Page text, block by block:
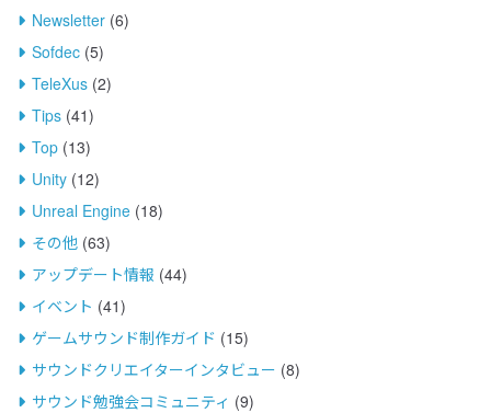
Newsletter (6)
Sofdec (5)
TeleXus (2)
Tips (41)
Top (13)
Unity (12)
Unreal Engine (18)
その他 (63)
アップデート情報 (44)
イベント (41)
ゲームサウンド制作ガイド (15)
サウンドクリエイターインタビュー (8)
サウンド勉強会コミュニティ (9)